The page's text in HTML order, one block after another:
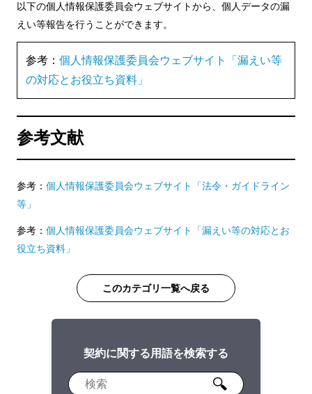
以下の個人情報保護委員会ウェブサイトから、個人データの漏
えい等報告を行うことができます。
参考： 個人情報保護委員会ウェブサイト「漏えい等
の対応とお役立ち資料」
参考文献
参考： 個人情報保護委員会ウェブサイト「法令・ガイドライン
等」
参考： 個人情報保護委員会ウェブサイト「漏えい等の対応とお
役立ち資料」
このカテゴリ一覧へ戻る
契約に関する用語を検索する